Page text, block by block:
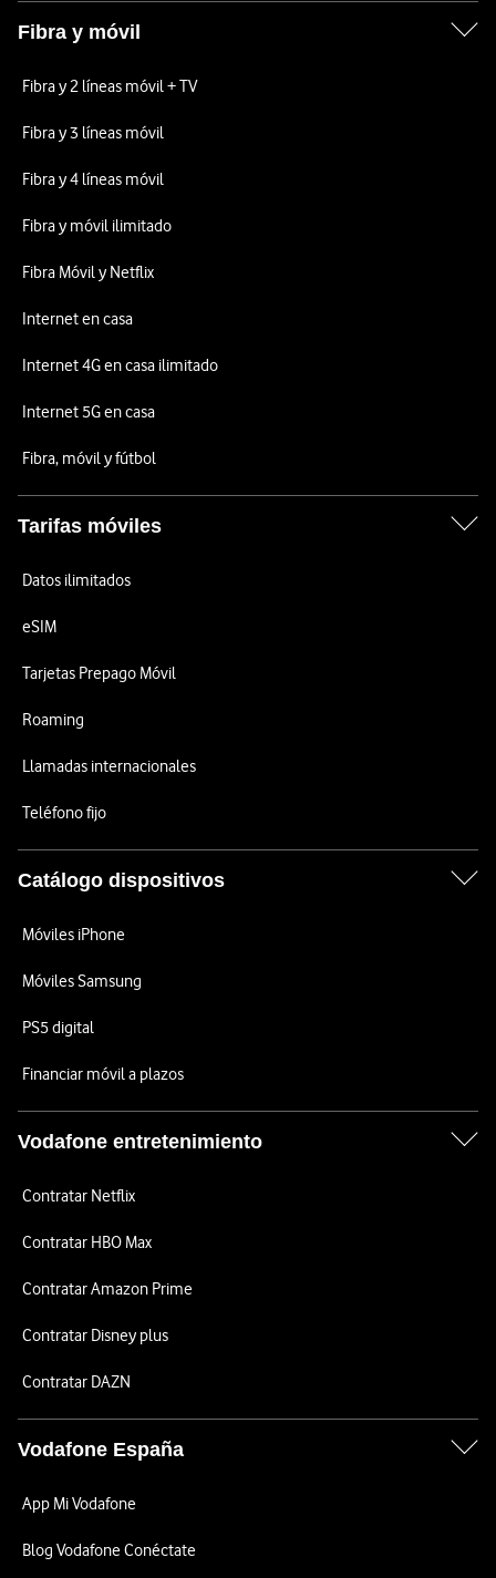
Fibra y móvil
Fibra y 2 líneas móvil + TV
Fibra y 3 líneas móvil
Fibra y 4 líneas móvil
Fibra y móvil ilimitado
Fibra Móvil y Netflix
Internet en casa
Internet 4G en casa ilimitado
Internet 5G en casa
Fibra, móvil y fútbol
Tarifas móviles
Datos ilimitados
eSIM
Tarjetas Prepago Móvil
Roaming
Llamadas internacionales
Teléfono fijo
Catálogo dispositivos
Móviles iPhone
Móviles Samsung
PS5 digital
Financiar móvil a plazos
Vodafone entretenimiento
Contratar Netflix
Contratar HBO Max
Contratar Amazon Prime
Contratar Disney plus
Contratar DAZN
Vodafone España
App Mi Vodafone
Blog Vodafone Conéctate